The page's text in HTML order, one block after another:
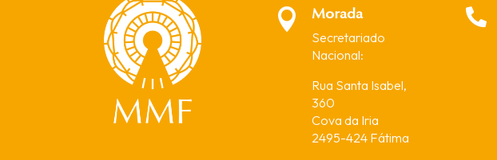
 Morada
Secretariado
Nacional:
Rua Santa Isabel,
360
Cova da Iria
2495-424 Fátima
